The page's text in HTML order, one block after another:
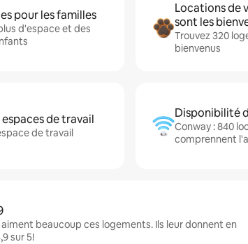
pour les familles
d'espace et des
Locations de
sont les
Trouvez 320
bienvenus
de travail
de travail
Disponibilité
Conway : 840
comprennent
beaucoup ces logements. Ils leur donnent en
sur 5!